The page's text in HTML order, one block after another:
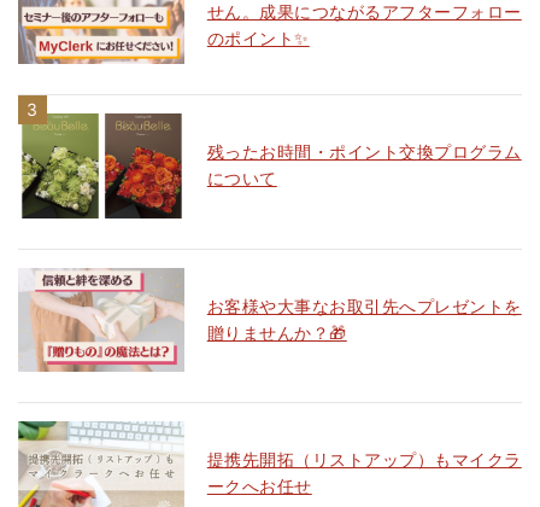
せん。成果につながるアフターフォロー
のポイント✨
残ったお時間・ポイント交換プログラム
について
お客様や大事なお取引先へプレゼントを
贈りませんか？🎁
提携先開拓（リストアップ）もマイクラ
ークへお任せ